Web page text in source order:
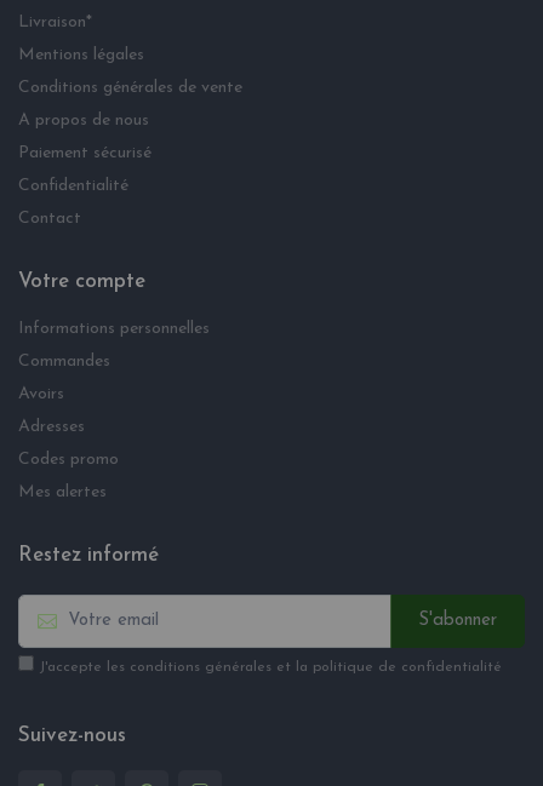
Livraison*
Mentions légales
Conditions générales de vente
A propos de nous
Paiement sécurisé
Confidentialité
Contact
Votre compte
Informations personnelles
Commandes
Avoirs
Adresses
Codes promo
Mes alertes
Restez informé
S'abonner
J'accepte les conditions générales et la politique de confidentialité
Suivez-nous